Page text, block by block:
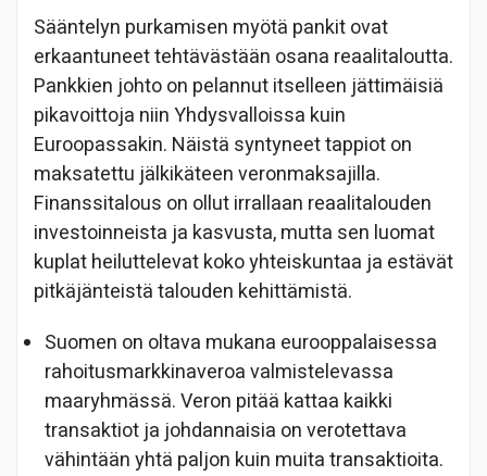
Sääntelyn purkamisen myötä pankit ovat
erkaantuneet tehtävästään osana reaalitaloutta.
Pankkien johto on pelannut itselleen jättimäisiä
pikavoittoja niin Yhdysvalloissa kuin
Euroopassakin. Näistä syntyneet tappiot on
maksatettu jälkikäteen veronmaksajilla.
Finanssitalous on ollut irrallaan reaalitalouden
investoinneista ja kasvusta, mutta sen luomat
kuplat heiluttelevat koko yhteiskuntaa ja estävät
pitkäjänteistä talouden kehittämistä.
Suomen on oltava mukana eurooppalaisessa
rahoitusmarkkinaveroa valmistelevassa
maaryhmässä. Veron pitää kattaa kaikki
transaktiot ja johdannaisia on verotettava
vähintään yhtä paljon kuin muita transaktioita.